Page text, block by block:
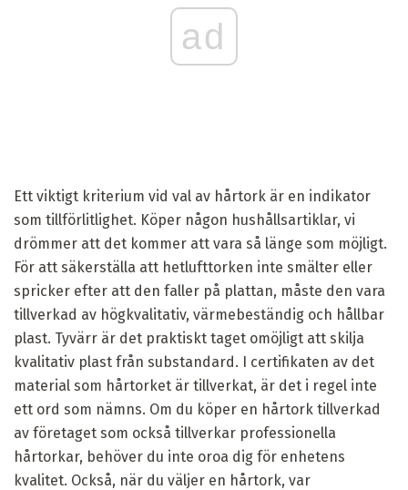
ad
Ett viktigt kriterium vid val av hårtork är en indikator
som tillförlitlighet. Köper någon hushållsartiklar, vi
drömmer att det kommer att vara så länge som möjligt.
För att säkerställa att hetlufttorken inte smälter eller
spricker efter att den faller på plattan, måste den vara
tillverkad av högkvalitativ, värmebeständig och hållbar
plast. Tyvärr är det praktiskt taget omöjligt att skilja
kvalitativ plast från substandard. I certifikaten av det
material som hårtorket är tillverkat, är det i regel inte
ett ord som nämns. Om du köper en hårtork tillverkad
av företaget som också tillverkar professionella
hårtorkar, behöver du inte oroa dig för enhetens
kvalitet. Också, när du väljer en hårtork, var